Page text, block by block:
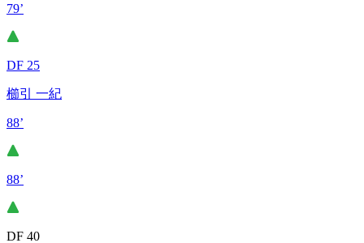
79’
DF 25
櫛引 一紀
88’
88’
DF 40